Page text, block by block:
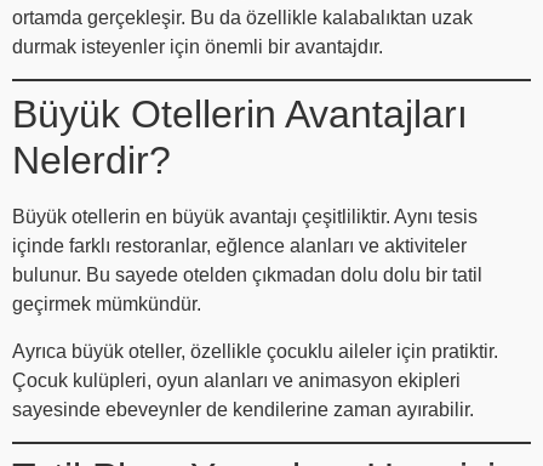
ortamda gerçekleşir. Bu da özellikle kalabalıktan uzak
durmak isteyenler için önemli bir avantajdır.
Büyük Otellerin Avantajları
Nelerdir?
Büyük otellerin en büyük avantajı çeşitliliktir. Aynı tesis
içinde farklı restoranlar, eğlence alanları ve aktiviteler
bulunur. Bu sayede otelden çıkmadan dolu dolu bir tatil
geçirmek mümkündür.
Ayrıca büyük oteller, özellikle çocuklu aileler için pratiktir.
Çocuk kulüpleri, oyun alanları ve animasyon ekipleri
sayesinde ebeveynler de kendilerine zaman ayırabilir.